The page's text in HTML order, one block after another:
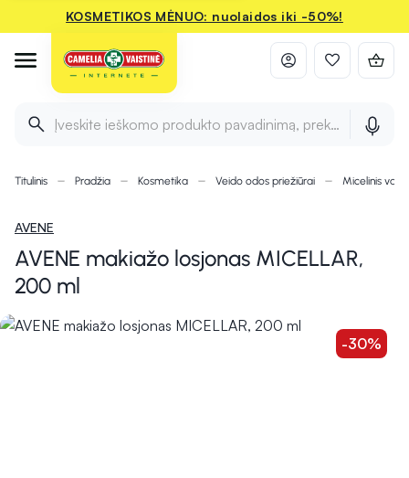
KOSMETIKOS MĖNUO: nuolaidos iki -50%!
Įveskite ieškomo produkto pavadinimą, prekės ženklą ir
Titulinis Pradžia Kosmetika Veido odos priežiūrai Micelinis
AVENE
AVENE makiažo losjonas MICELLAR,
200 ml
-30%